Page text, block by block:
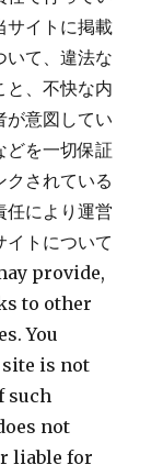
サイトに掲載
いて、違法な
と、不快な内
が意図してい
どを一切保証
クされている
任により運営
イトについて
provide,
to other
You
is not
such
not
liable for